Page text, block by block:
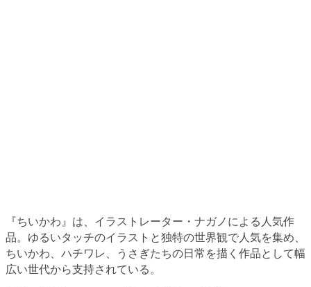
『ちいかわ』は、イラストレーター・ナガノによる人気作
品。ゆるいタッチのイラストと独特の世界観で人気を集め、
ちいかわ、ハチワレ、うさぎたちの日常を描く作品として幅
広い世代から支持されている。